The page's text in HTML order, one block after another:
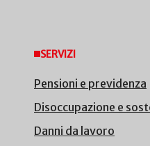
SERVIZI
Pensioni e previdenza
Disoccupazione e
Danni da lavoro